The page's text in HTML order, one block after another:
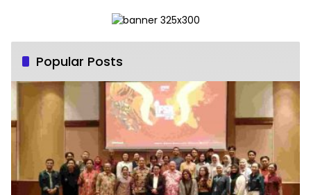
Popular Posts